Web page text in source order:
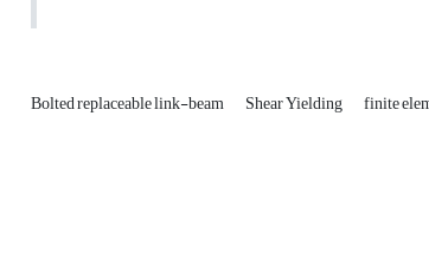
Bolted replaceable link-beam Shear Yielding finite